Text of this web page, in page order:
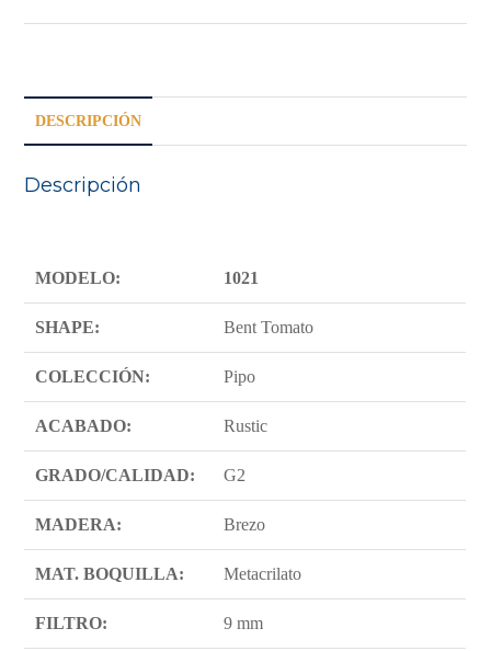
DESCRIPCIÓN
Descripción
MODELO: 1021
SHAPE: Bent Tomato
COLECCIÓN: Pipo
ACABADO: Rustic
GRADO/CALIDAD: G2
MADERA: Brezo
MAT. BOQUILLA: Metacrilato
FILTRO: 9 mm